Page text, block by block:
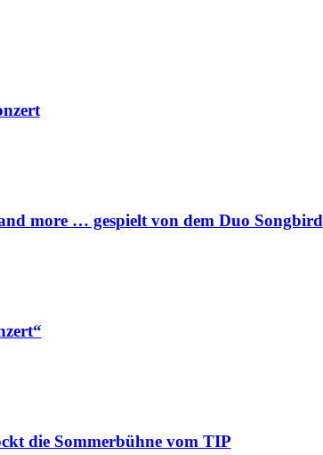
more … gespielt von dem Duo Songbird
die Sommerbühne vom TIP